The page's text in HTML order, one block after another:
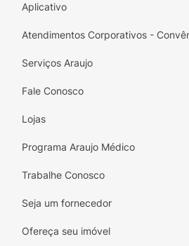
Aplicativo
Atendimentos Corporativos -
Serviços Araujo
Fale Conosco
Lojas
Programa Araujo Médico
Trabalhe Conosco
Seja um fornecedor
Ofereça seu imóvel